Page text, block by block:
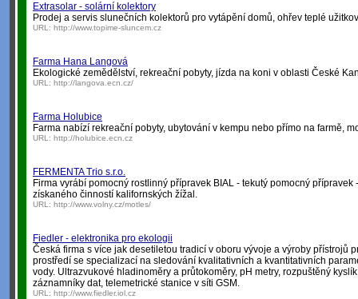
Extrasolar - solární kolektory
Prodej a servis slunečních kolektorů pro vytápění domů, ohřev teplé
URL: http://www.topime-sluncem.cz
Farma Hana Langová
Ekologické zemědělství, rekreační pobyty, jízda na koni v oblasti České
URL: http://langova.ecn.cz/
Farma Holubice
Farma nabízí rekreační pobyty, ubytování v kempu nebo přímo na farmě,
URL: http://holubice.ecn.cz
FERMENTA Trio s.r.o.
Firma vyrábí pomocný rostlinný přípravek BIAL - tekutý pomocný
získaného činností kalifornských žížal.
URL: http://www.volny.cz/motles/
Fiedler - elektronika pro ekologii
Česká firma s více jak desetiletou tradicí v oboru vývoje a výroby přístrojů
prostředí se specializací na sledování kvalitativních a kvantitativních
vody. Ultrazvukové hladinoměry a průtokoměry, pH metry, rozpuštěný
záznamníky dat, telemetrické stanice v síti GSM.
URL: http://www.fiedler.iol.cz